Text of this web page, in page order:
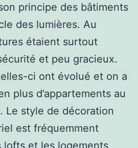
principe des bâtiments
des lumières. Au
étaient surtout
et peu gracieux.
ci ont évolué et on a
plus d’appartements au
Le style de décoration
est fréquemment
lofts et les logements